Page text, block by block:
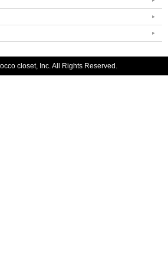
closet, Inc. All Rights Reserved.